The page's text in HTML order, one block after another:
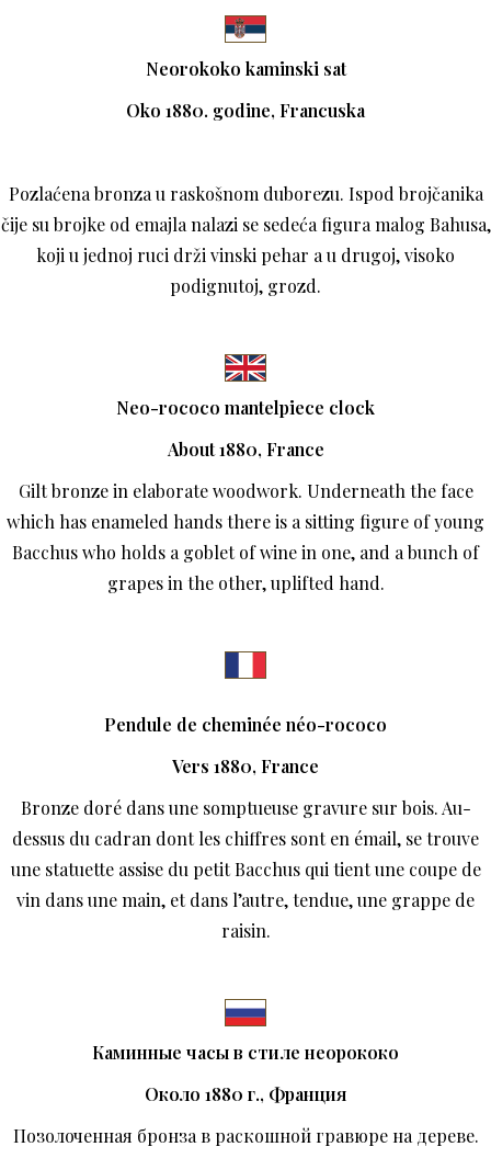
Neorokoko kaminski sat
Oko 1880. godine, Francuska
Pozlaćena bronza u raskošnom duborezu. Ispod brojčanika
čije su brojke od emajla nalazi se sedeća figura malog Bahusa,
koji u jednoj ruci drži vinski pehar a u drugoj, visoko
podignutoj, grozd.
Neo-rococo mantelpiece clock
About 1880, France
Gilt bronze in elaborate woodwork. Underneath the face
which has enameled hands there is a sitting figure of young
Bacchus who holds a goblet of wine in one, and a bunch of
grapes in the other, uplifted hand.
Pendule de cheminée néo-rococo
Vers 1880, France
Bronze doré dans une somptueuse gravure sur bois. Au-
dessus du cadran dont les chiffres sont en émail, se trouve
une statuette assise du petit Bacchus qui tient une coupe de
vin dans une main, et dans l’autre, tendue, une grappe de
raisin.
Каминные часы в стиле неорококо
Около 1880 г., Франция
Позолоченная бронза в раскошной гравюре на дереве.